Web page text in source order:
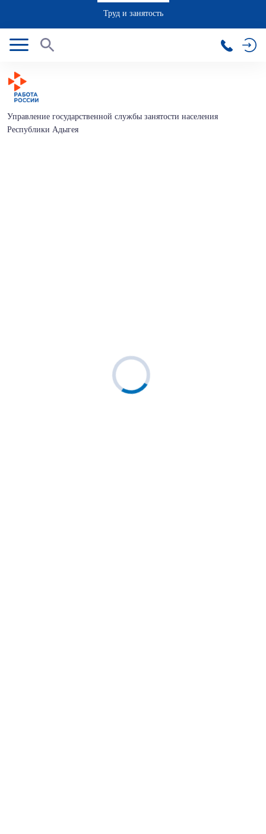
Труд и занятость
Управление государственной службы занятости населения
Республики Адыгея